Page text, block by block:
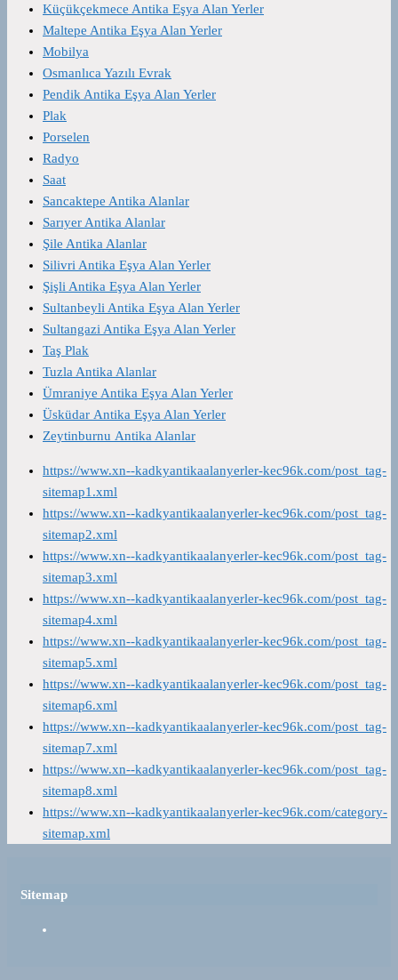
Küçükçekmece Antika Eşya Alan Yerler
Maltepe Antika Eşya Alan Yerler
Mobilya
Osmanlıca Yazılı Evrak
Pendik Antika Eşya Alan Yerler
Plak
Porselen
Radyo
Saat
Sancaktepe Antika Alanlar
Sarıyer Antika Alanlar
Şile Antika Alanlar
Silivri Antika Eşya Alan Yerler
Şişli Antika Eşya Alan Yerler
Sultanbeyli Antika Eşya Alan Yerler
Sultangazi Antika Eşya Alan Yerler
Taş Plak
Tuzla Antika Alanlar
Ümraniye Antika Eşya Alan Yerler
Üsküdar Antika Eşya Alan Yerler
Zeytinburnu Antika Alanlar
https://www.xn--kadkyantikaalanyerler-kec96k.com/post_tag-
sitemap1.xml
https://www.xn--kadkyantikaalanyerler-kec96k.com/post_tag-
sitemap2.xml
https://www.xn--kadkyantikaalanyerler-kec96k.com/post_tag-
sitemap3.xml
https://www.xn--kadkyantikaalanyerler-kec96k.com/post_tag-
sitemap4.xml
https://www.xn--kadkyantikaalanyerler-kec96k.com/post_tag-
sitemap5.xml
https://www.xn--kadkyantikaalanyerler-kec96k.com/post_tag-
sitemap6.xml
https://www.xn--kadkyantikaalanyerler-kec96k.com/post_tag-
sitemap7.xml
https://www.xn--kadkyantikaalanyerler-kec96k.com/post_tag-
sitemap8.xml
https://www.xn--kadkyantikaalanyerler-kec96k.com/category-
sitemap.xml
Sitemap